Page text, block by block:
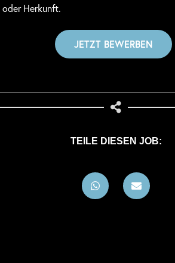
Herkunft.
TEILE DIESEN JOB: